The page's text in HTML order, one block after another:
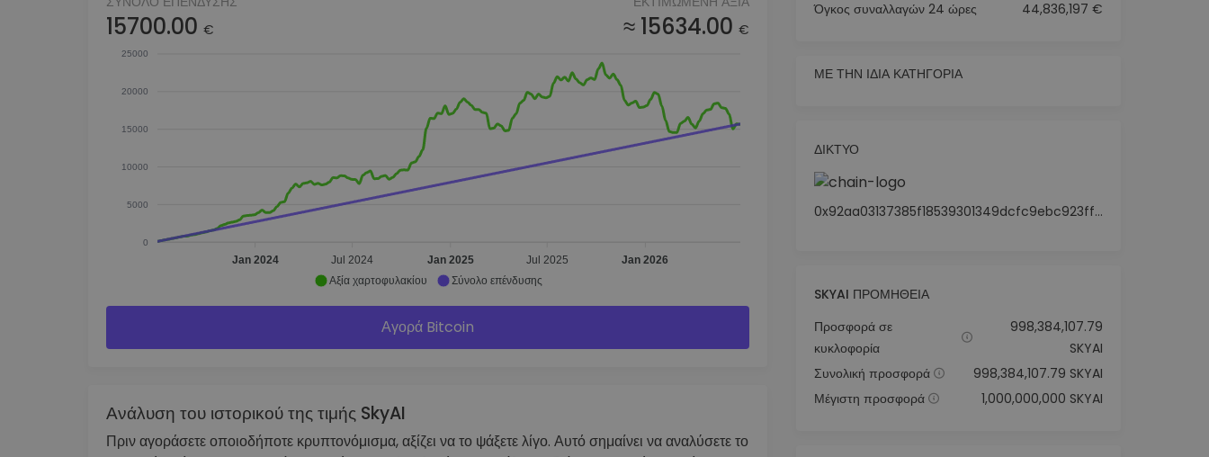
15700.00 € ≈ 15634.00 €
25000
20000
15000
10000
5000
0
Jan 2024 Jul 2024 Jan 2025 Jul 2025 Jan 2026
Αξία χαρτοφυλακίου Σύνολο επένδυσης
Αγορά Bitcoin
Ανάλυση του ιστορικού της τιμής SkyAI
Πριν αγοράσετε οποιοδήποτε κρυπτονόμισμα, αξίζει να το ψάξετε λίγο. Αυτό σημαίνει να αναλύσετε το
Όγκος συναλλαγών 24 ώρες 44,836,197 €
ΜΕ ΤΗΝ ΊΔΙΑ ΚΑΤΗΓΟΡΊΑ
ΔΊΚΤΥΟ
0x92aa03137385f18539301349dcfc9ebc923ffb10
SKYAI ΠΡΟΜΉΘΕΙΑ
Προσφορά σε
κυκλοφορία
998,384,107.79
SKYAI
Συνολική προσφορά
998,384,107.79 SKYAI
Μέγιστη προσφορά
1,000,000,000 SKYAI